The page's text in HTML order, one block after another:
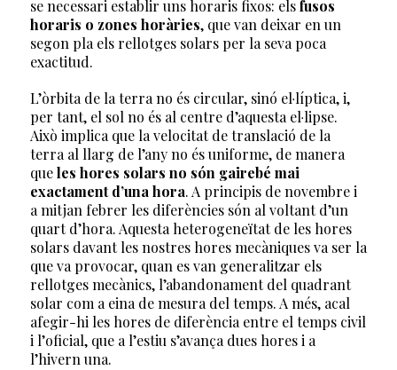
se necessari establir uns horaris fixos: elsfusos
horaris o zones horàries, que van deixar en un
segon pla els rellotges solars per la seva poca
exactitud.
L’òrbita de la terra no és circular, sinó el·líptica, i,
per tant, el sol no és al centre d’aquesta el·lipse.
Això implica que la velocitat de translació de la
terra al llarg de l’any no és uniforme, de manera
queles hores solars no són gairebé mai
exactament d’una hora. A principis de novembre i
a mitjan febrer les diferències són al voltant d’un
quart d’hora. Aquesta heterogeneïtat de les hores
solars davant les nostres hores mecàniques va ser la
que va provocar, quan es van generalitzar els
rellotges mecànics, l’abandonament del quadrant
solar com a eina de mesura del temps. A més, acal
afegir-hi les hores de diferència entre el temps civil
i l’oficial, que a l’estiu s’avança dues hores i a
l’hivern una.